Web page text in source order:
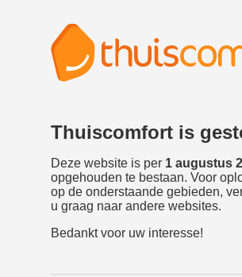
Thuiscomfort is
Deze website is per 1 augustus
opgehouden te bestaan. Voor
op de onderstaande gebieden,
u graag naar andere websites.
Bedankt voor uw interesse!